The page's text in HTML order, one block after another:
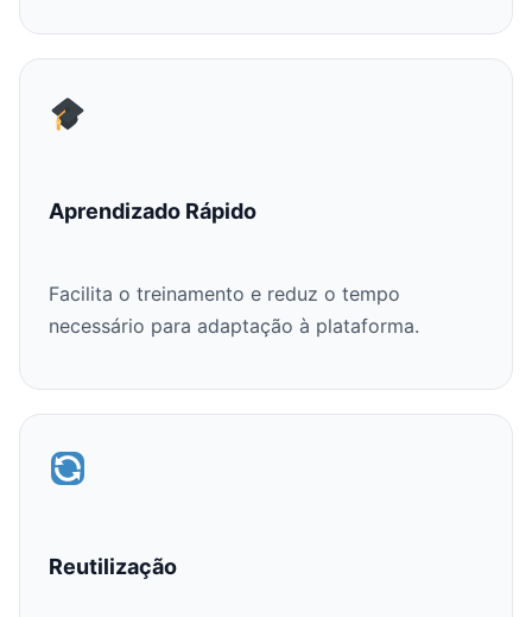
Aprendizado Rápido
Facilita o treinamento e reduz o tempo
necessário para adaptação à plataforma.
Reutilização